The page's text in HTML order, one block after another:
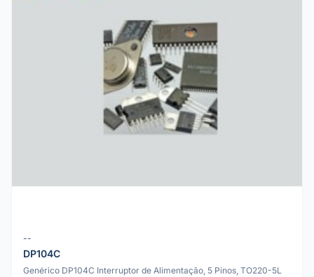
--
DP104C
Genérico DP104C Interruptor de Alimentação, 5 Pinos, TO220-5L